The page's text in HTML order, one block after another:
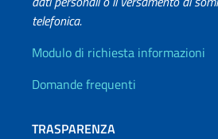
telefonica.
Info utili
Modulo di richiesta informazioni
Domande frequenti
TRASPARENZA